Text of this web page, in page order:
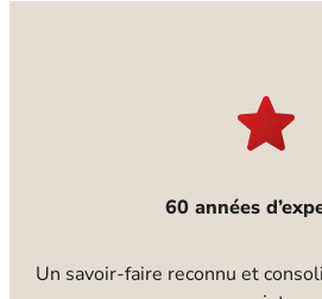
60 années
Un savoir-faire reconnu et